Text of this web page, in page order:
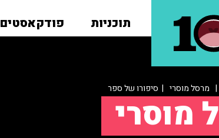
תוכניות פודקאסטים
| מרסל מוסרי | סיפורו של ספר
מוסרי